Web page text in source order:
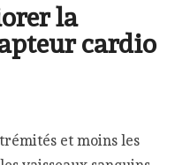
la
cardio
et moins les